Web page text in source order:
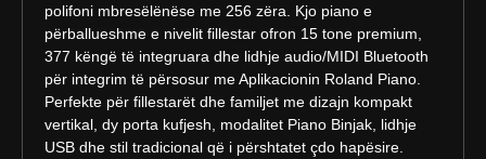
polifoni mbresëlënëse me 256 zëra. Kjo piano e
përballueshme e nivelit fillestar ofron 15 tone premium,
377 këngë të integruara dhe lidhje audio/MIDI Bluetooth
për integrim të përsosur me Aplikacionin Roland Piano.
Perfekte për fillestarët dhe familjet me dizajn kompakt
vertikal, dy porta kufjesh, modalitet Piano Binjak, lidhje
USB dhe stil tradicional që i përshtatet çdo hapësire.